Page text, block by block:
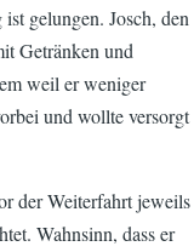
gelungen. Josch, den
Getränken und
weil er weniger
und wollte versorgt
der Weiterfahrt jeweils
Wahnsinn, dass er